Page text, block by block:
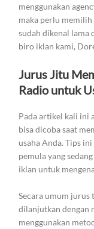
menggunakan
maka perlu memilih
sudah dikenal lama
biro iklan kami,
Jurus Jitu
Radio untuk
Pada artikel kali ini
bisa dicoba saat
usaha Anda. Tips
pemula yang
iklan untuk
Secara umum jurus
dilanjutkan dengan
menggunakan